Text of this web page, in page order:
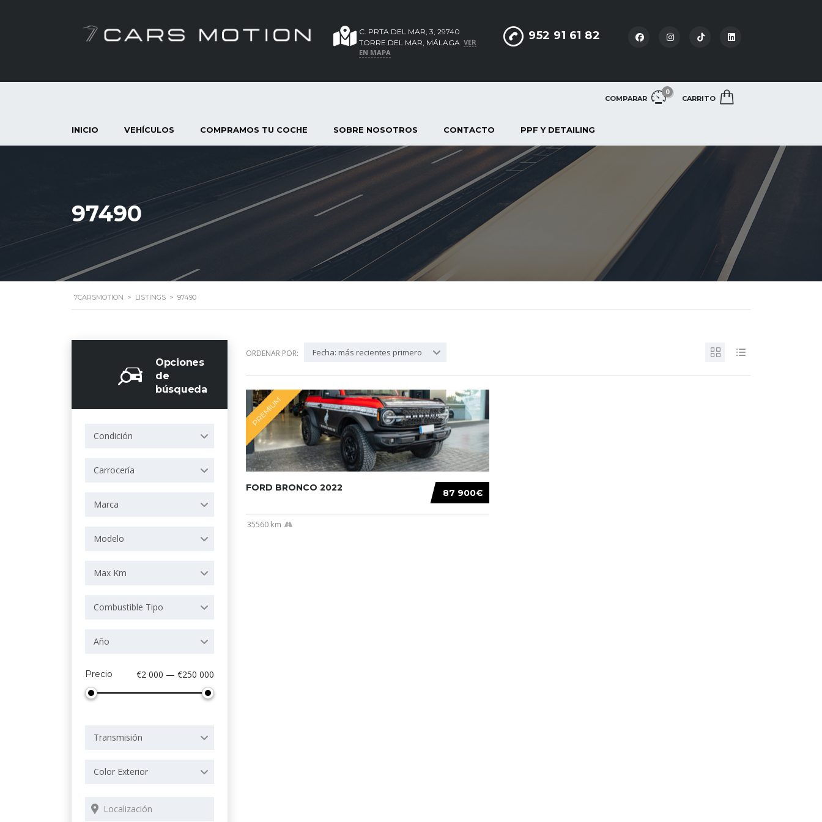
952 91 61 82
C. PRTA DEL MAR, 3, 29740
TORRE DEL MAR, MÁLAGA VER
EN MAPA
COMPARAR
0
CARRITO
INICIO VEHÍCULOS COMPRAMOS TU COCHE SOBRE NOSOTROS CONTACTO PPF Y DETAILING
97490
7CARSMOTION > LISTINGS > 97490
Opciones
de
búsqueda
Condición
Carrocería
Marca
Modelo
Max Km
Combustible Tipo
Año
Precio €2 000 — €250 000
Transmisión
Color Exterior
ORDENAR POR: Fecha: más recientes primero
PREMIUM
87 900€
FORD BRONCO 2022
35560 km